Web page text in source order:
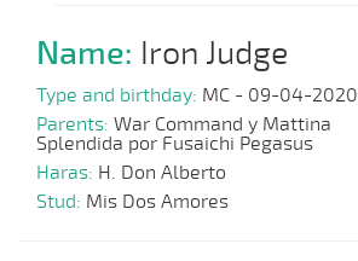
Name: Iron Judge
Type and birthday: MC - 09-04-2020
Parents: War Command y Mattina
Splendida por Fusaichi Pegasus
Haras: H. Don Alberto
Stud: Mis Dos Amores